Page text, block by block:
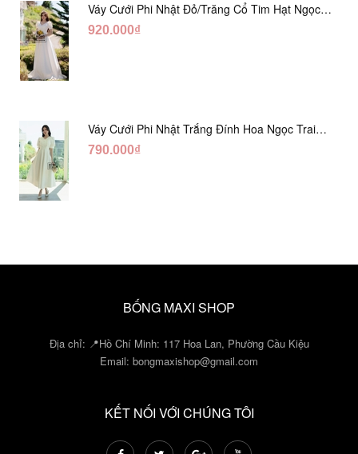
Váy Cưới Phi Nhật Đỏ/Trăng Cổ Tim Hạt Ngọc
DC548
920.000₫
Váy Cưới Phi Nhật Trắng Đính Hoa Ngọc Trai
Lửng DC465
790.000₫
BỐNG MAXI SHOP
Địa chỉ: 📍Hồ Chí Minh: 117 Hoa Lan, Phường Cầu Kiệu
Email: bongmaxishop@gmail.com
KẾT NỐI VỚI CHÚNG TÔI